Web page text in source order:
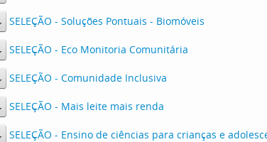
SELEÇÃO - Soluções Pontuais - Biomóveis
SELEÇÃO - Eco Monitoria Comunitária
SELEÇÃO - Comunidade Inclusiva
SELEÇÃO - Mais leite mais renda
SELEÇÃO - Ensino de ciências para crianças e